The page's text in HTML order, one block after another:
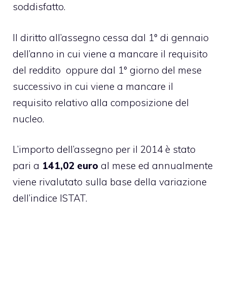
soddisfatto.
Il diritto all’assegno cessa dal 1° di gennaio
dell’anno in cui viene a mancare il requisito
del reddito oppure dal 1° giorno del mese
successivo in cui viene a mancare il
requisito relativo alla composizione del
nucleo.
L’importo dell’assegno per il 2014 è stato
pari a 141,02 euro al mese ed annualmente
viene rivalutato sulla base della variazione
dell’indice ISTAT.